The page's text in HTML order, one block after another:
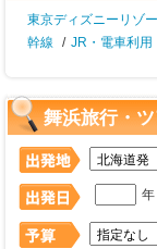
東京ディズニーリゾ
幹線
/ JR・電車利
舞浜旅行・
年